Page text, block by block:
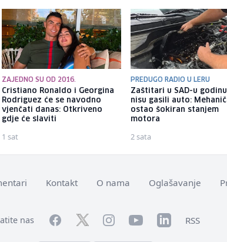
ZAJEDNO SU OD 2016.
Cristiano Ronaldo i Georgina
Rodriguez će se navodno
vjenčati danas: Otkriveno
gdje će slaviti
1 sat
PREDUGO RADIO U LERU
Zaštitari u SAD-u
nisu gasili auto:
ostao šokiran stanjem
motora
2 sata
Kontakt O nama Oglašavanje
nas FacebookTwitterInstagramYouTubeLinkedInRSS